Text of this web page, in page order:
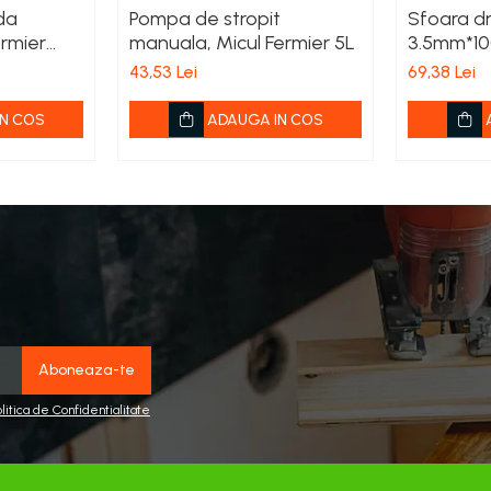
COS
Pompa de stropit
manuala, Micul Fermier 5L
43,53 Lei
ADAUGA IN COS
Sfoara
69,38 Lei
de Confidentialitate